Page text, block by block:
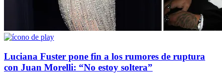
Luciana Fuster pone fin a los rumores de ruptura
con Juan Morelli: “No estoy soltera”